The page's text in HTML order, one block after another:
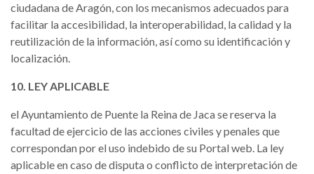
ciudadana de Aragón, con los mecanismos adecuados para
facilitar la accesibilidad, la interoperabilidad, la calidad y la
reutilización de la información, así como su identificación y
localización.
10. LEY APLICABLE
el Ayuntamiento de Puente la Reina de Jaca se reserva la
facultad de ejercicio de las acciones civiles y penales que
correspondan por el uso indebido de su Portal web. La ley
aplicable en caso de disputa o conflicto de interpretación de